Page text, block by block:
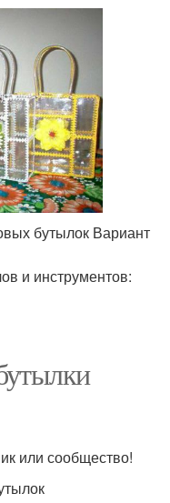
бутылок Вариант
и инструментов:
или сообщество!